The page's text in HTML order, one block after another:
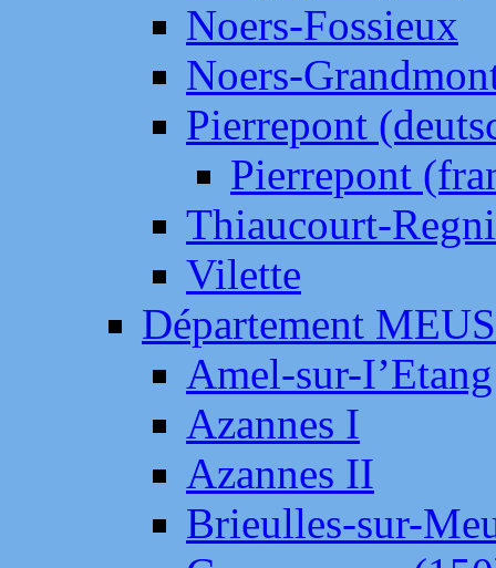
Noers-Fossieux
Noers-
Pierrepont
Pierrepont
Thiaucourt-
Vilette
Département
Amel-sur-
Azannes I
Azannes II
Brieulles-sur-